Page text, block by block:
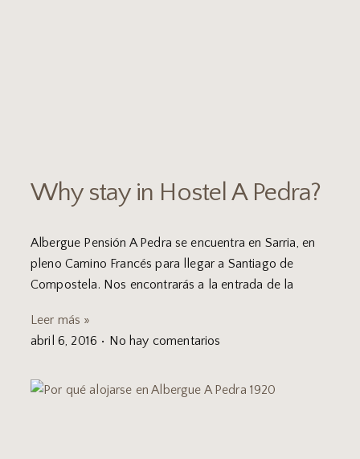
Why stay in Hostel A Pedra?
Albergue Pensión A Pedra se encuentra en Sarria, en
pleno Camino Francés para llegar a Santiago de
Compostela. Nos encontrarás a la entrada de la
Leer más »
abril 6, 2016
No hay comentarios